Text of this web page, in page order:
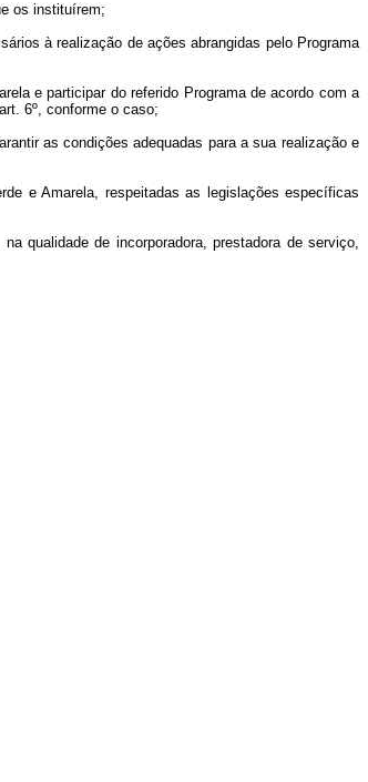
os instituírem;
à realização de ações abrangidas pelo Programa
e participar do referido Programa de acordo com a
6º, conforme o caso;
as condições adequadas para a sua realização e
e Amarela, respeitadas as legislações específicas
qualidade de incorporadora, prestadora de serviço,